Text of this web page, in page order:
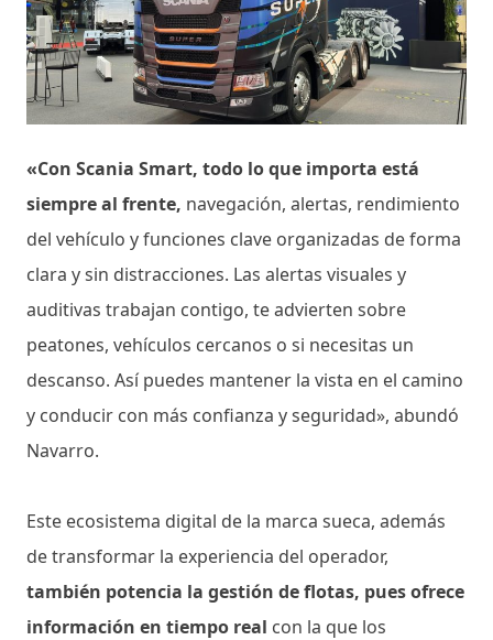
«Con Scania Smart, todo lo que importa está
siempre al frente, navegación, alertas, rendimiento
del vehículo y funciones clave organizadas de forma
clara y sin distracciones. Las alertas visuales y
auditivas trabajan contigo, te advierten sobre
peatones, vehículos cercanos o si necesitas un
descanso. Así puedes mantener la vista en el camino
y conducir con más confianza y seguridad», abundó
Navarro.
Este ecosistema digital de la marca sueca, además
de transformar la experiencia del operador,
también potencia la gestión de flotas, pues ofrece
información en tiempo real con la que los